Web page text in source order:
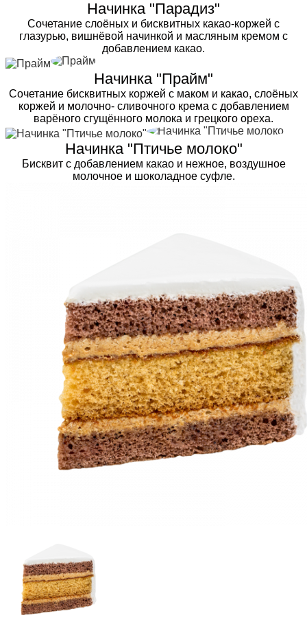
Начинка "Парадиз"
Сочетание слоёных и бисквитных какао-коржей с
глазурью, вишнёвой начинкой и масляным кремом с
добавлением какао.
Начинка "Прайм"
Сочетание бисквитных коржей с маком и какао, слоёных
коржей и молочно- сливочного крема с добавлением
варёного сгущённого молока и грецкого ореха.
Начинка "Птичье молоко"
Бисквит с добавлением какао и нежное, воздушное
молочное и шоколадное суфле.